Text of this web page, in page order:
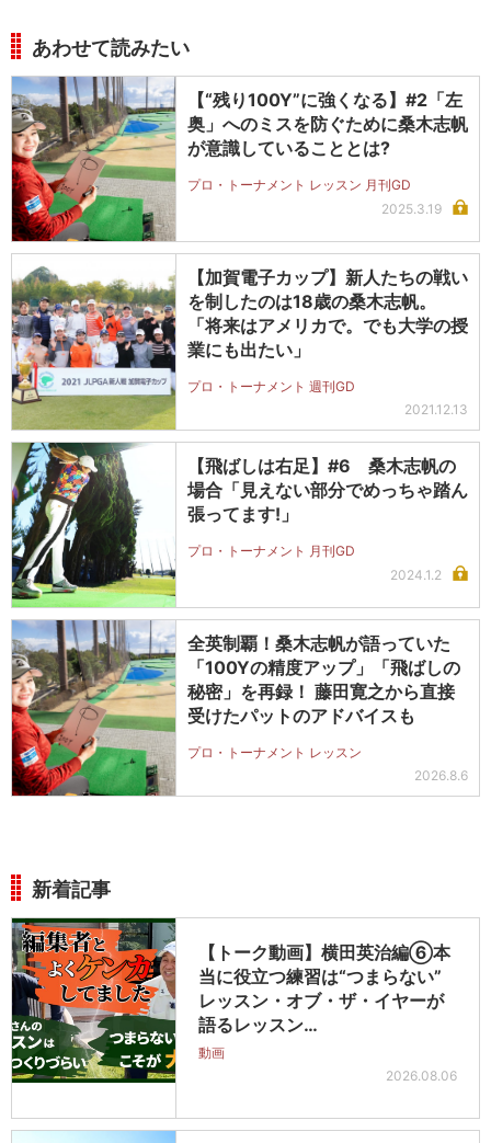
あわせて読みたい
【“残り100Y”に強くなる】#2「左
奥」へのミスを防ぐために桑木志帆
が意識していることとは?
プロ・トーナメント レッスン 月刊GD
2025.3.19
【加賀電子カップ】新人たちの戦い
を制したのは18歳の桑木志帆。
「将来はアメリカで。でも大学の授
業にも出たい」
プロ・トーナメント 週刊GD
2021.12.13
【飛ばしは右足】#6 桑木志帆の
場合「見えない部分でめっちゃ踏ん
張ってます!」
プロ・トーナメント 月刊GD
2024.1.2
全英制覇！桑木志帆が語っていた
「100Yの精度アップ」「飛ばしの
秘密」を再録！ 藤田寛之から直接
受けたパットのアドバイスも
プロ・トーナメント レッスン
2026.8.6
新着記事
【トーク動画】横田英治編⑥本
当に役立つ練習は“つまらない”
レッスン・オブ・ザ・イヤーが
語るレッスン…
動画
2026.08.06